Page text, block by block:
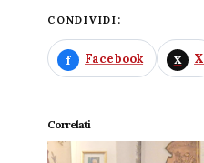
CONDIVIDI:
Facebook X
Correlati